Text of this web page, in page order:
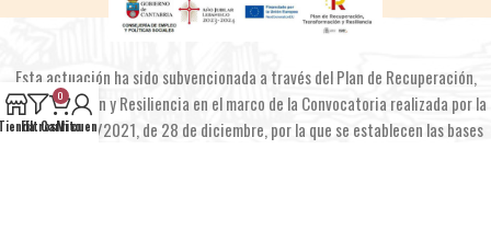
Esta actuación ha sido subvencionada a través del Plan de Recuperación,
Transformación y Resiliencia en el marco de la Convocatoria realizada por la
Orden EPS/42/2021, de 28 de diciembre, por la que se establecen las bases
Filtros
0
Carrito
Mi cuenta